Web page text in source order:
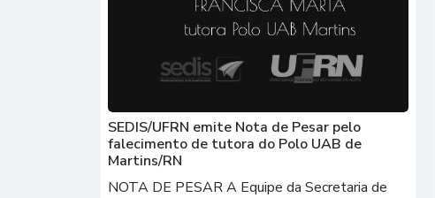
SEDIS/UFRN emite Nota de Pesar pelo
falecimento de tutora do Polo UAB de
Martins/RN
NOTA DE PESAR A Equipe da Secretaria de